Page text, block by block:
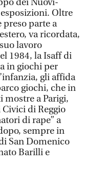
dei Nuovi-
Oltre
preso parte a
va ricordata,
lavoro
1984, la Isaff di
in giochi per
gli affida
giochi, che in
mostre a Parigi,
di Reggio
di rape” a
sempre in
San Domenico
Barilli e